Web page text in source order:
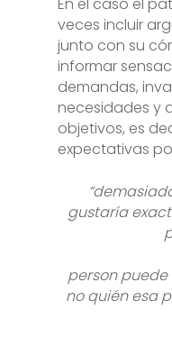
veces incluir
junto con su
informar
demandas,
necesidades y
objetivos, es
expectativas
gustaría
person
no quién esa